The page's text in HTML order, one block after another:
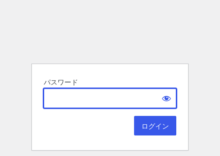
パスワード